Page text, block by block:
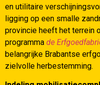
en utilitaire
ligging op een smalle
provincie heeft het terrein
programma de
belangrijke Brabantse
zielvolle herbestemming.